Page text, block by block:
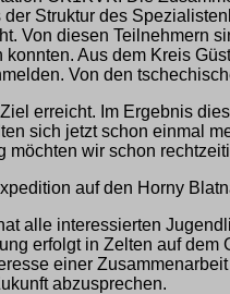
Struktur des
Von diesen Teilnehmern
Aus dem Kreis
Von den
erreicht. Im Ergebnis
sich jetzt schon einmal
wir schon
auf den Horny
alle interessierten
erfolgt in Zelten auf
einer
abzusprechen.